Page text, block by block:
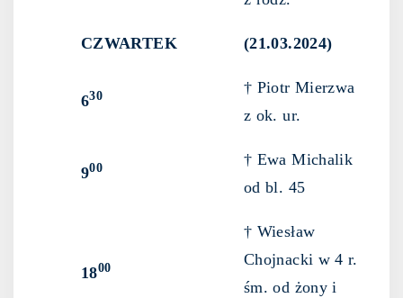
CZWARTEK (21.03.2024)
630
† Piotr Mierzwa
z ok. ur.
900
† Ewa Michalik
od bl. 45
1800
† Wiesław
Chojnacki w 4 r.
śm. od żony i